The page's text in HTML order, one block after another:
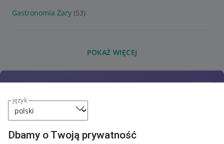
język
Dbamy o Twoją prywatność
Gastronomia Żary (53)
POKAŻ WIĘCEJ